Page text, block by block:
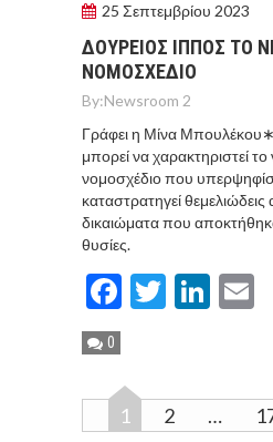
25 Σεπτεμβρίου 2023
ΔΟΥΡΕΙΟΣ ΙΠΠΟΣ ΤΟ
ΝΟΜΟΣΧΕΔΙΟ
By:Newsroom 2
Γράφει η Μίνα
μπορεί να χαρακτηριστεί
νομοσχέδιο που
καταστρατηγεί θεμελιώδεις
δικαιώματα που
θυσίες.
Facebook
Twitter
0
1 2 …